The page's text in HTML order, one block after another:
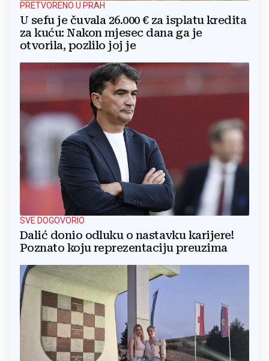
PRETVORENO U PRAH
U sefu je čuvala 26.000 € za isplatu kredita
za kuću: Nakon mjesec dana ga je
otvorila, pozlilo joj je
SVE DOGOVORIO
Dalić donio odluku o nastavku karijere!
Poznato koju reprezentaciju preuzima